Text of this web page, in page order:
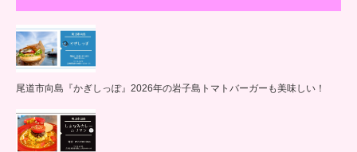
尾道市向島『かぎしっぽ』2026年の岩子島トマトバーガーも美味しい！